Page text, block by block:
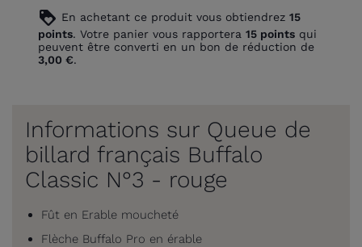
loyalty En achetant ce produit vous obtiendrez 15
points. Votre panier vous rapportera 15 points qui
peuvent être converti en un bon de réduction de
3,00 €.
Informations sur Queue de
billard français Buffalo
Classic N°3 - rouge
Fût en Erable moucheté
Flèche Buffalo Pro en érable